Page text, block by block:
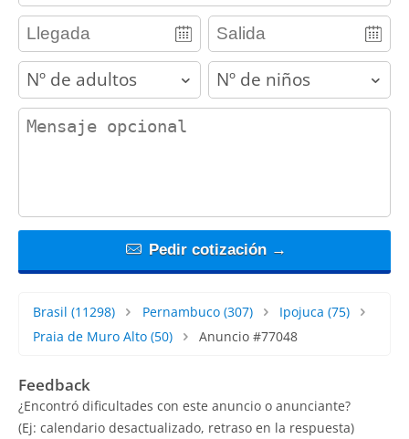
adults children
contact_message
Pedir cotización →
Brasil (11298) Pernambuco(307) Ipojuca (75)
Praia de Muro Alto (50) Anuncio #77048
Feedback
¿Encontró dificultades con este anuncio o anunciante?
(Ej: calendario desactualizado, retraso en la respuesta)